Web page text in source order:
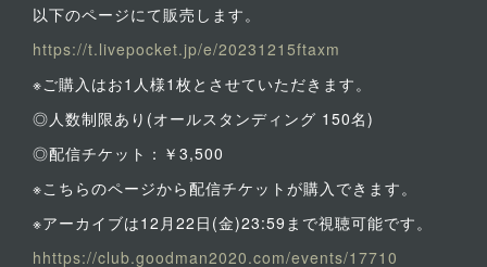
以下のページにて販売します。
https://t.livepocket.jp/e/20231215ftaxm
※ご購入はお1人様1枚とさせていただきます。
◎人数制限あり(オールスタンディング 150名)
◎配信チケット：￥3,500
※こちらのページから配信チケットが購入できます。
※アーカイブは12月22日(金)23:59まで視聴可能です。
hhttps://club.goodman2020.com/events/17710